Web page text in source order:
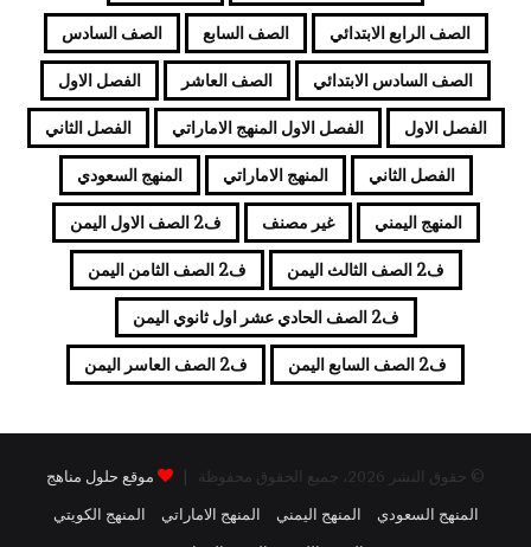
الصف الرابع الابتدائي الصف السابع الصف السادس
الصف السادس الابتدائي الصف العاشر الفصل الاول
الفصل الاول الفصل الاول المنهج الاماراتي الفصل الثاني
الفصل الثاني المنهج الاماراتي المنهج السعودي
المنهج اليمني غير مصنف ف2 الصف الاول اليمن
ف2 الصف الثالث اليمن ف2 الصف الثامن اليمن
ف2 الصف الحادي عشر اول ثانوي اليمن
ف2 الصف السابع اليمن ف2 الصف العاسر اليمن
© حقوق النشر 2026، جميع الحقوق محفوظة |
موقع حلول مناهج
المنهج السعودي
المنهج اليمني المنهج الاماراتي
المنهج الكويتي